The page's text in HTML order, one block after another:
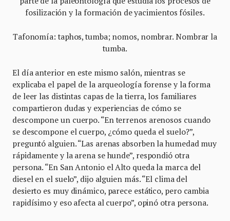
fosilización y la formación de yacimientos fósiles.
Tafonomía: taphos, tumba; nomos, nombrar. Nombrar la
tumba.
El día anterior en este mismo salón, mientras se
explicaba el papel de la arqueología forense y la forma
de leer las distintas capas de la tierra, los familiares
compartieron dudas y experiencias de cómo se
descompone un cuerpo. “En terrenos arenosos cuando
se descompone el cuerpo, ¿cómo queda el suelo?”,
preguntó alguien. “Las arenas absorben la humedad muy
rápidamente y la arena se hunde”, respondió otra
persona. “En San Antonio el Alto queda la marca del
diesel en el suelo”, dijo alguien más. “El clima del
desierto es muy dinámico, parece estático, pero cambia
rapidísimo y eso afecta al cuerpo”, opinó otra persona.